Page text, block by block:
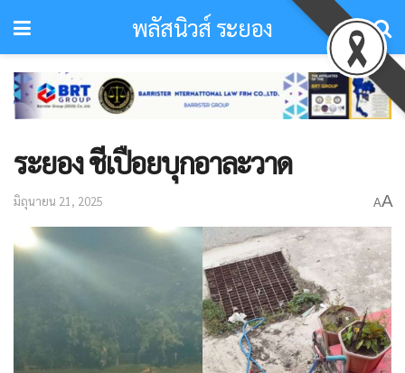
พลัสนิวส์ ระยอง
ระยอง ชีเปือยบุกอาละวาด
มิถุนายน 21, 2025 AA